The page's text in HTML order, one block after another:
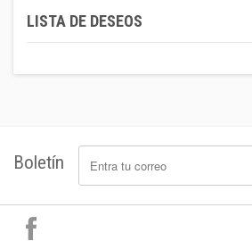
LISTA DE DESEOS
Boletín